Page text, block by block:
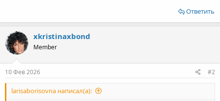
Ответить
xkristinaxbond
Member
10 Фев 2026 #2
larisaborisovna написал(а):